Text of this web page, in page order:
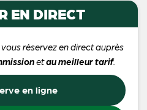
EN DIRECT
réservez en direct auprès
etau meilleur tarif.
en ligne